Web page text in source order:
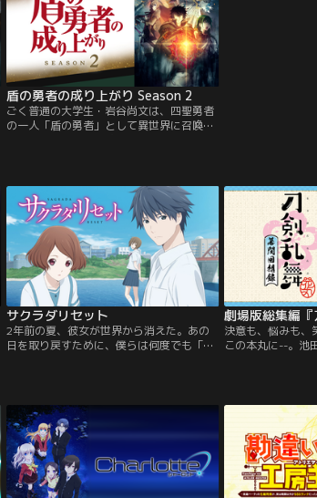
盾の勇者の成り上がり Season 2
ごく普通の大学生・岩谷尚文は、四聖勇者
の一人「盾の勇者」として異世界に召喚さ
す災厄「波」から人々を守ってきた。尚文
はその活躍とメルロマルク女王の助力によ
って名誉を回復し、自らの領地を獲得。再
び訪れる波に対抗するため…。
サクラダリセット
2年前の夏、彼女が世界から消えた。あの
日を取り戻すために、僕らは何度でも「リ
の能力を持つ浅井ケイと、世界を最大3日
分巻き戻す能力【リセット】を持つ春埼美
空。過去に起こった“悲しみ”を消すため
に、少年と少女は時を駆け巡り世界を変え
ていく。
劇場版総集編
決意も、悩みも、
この本丸に--。池